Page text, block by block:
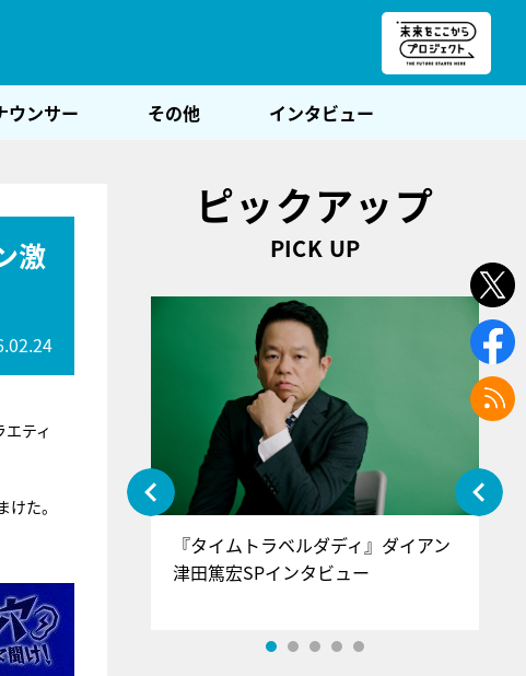
ウンサー その他 インタビュー
激
ティ
た。
ピックアップ
PICK UP
『タイムトラベルダディ』ダイアン
津田篤宏SPインタビュー